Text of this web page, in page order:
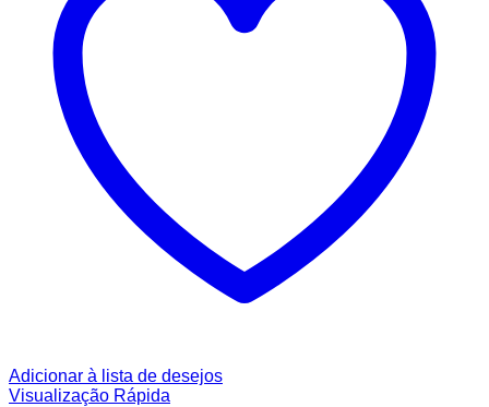
Adicionar à lista de desejos
Visualização Rápida